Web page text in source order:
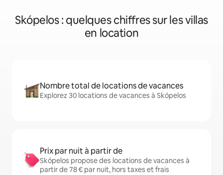
Skópelos : quelques chiffres sur les villas
en location
Nombre total de locations de vacances
Explorez 30 locations de vacances à Skópelos
Prix par nuit à partir de
Skópelos propose des locations de vacances à
partir de 78 € par nuit, hors taxes et frais